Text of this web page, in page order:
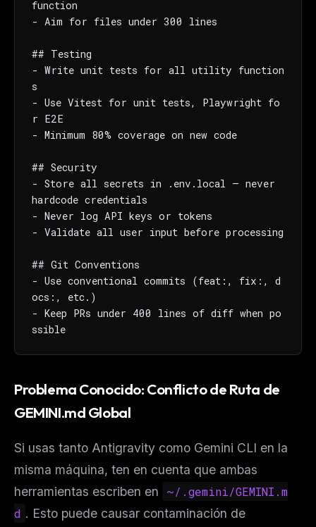
function
- Aim for files under 300 lines
## Testing
- Write unit tests for all utility function
s
- Use Vitest for unit tests, Playwright fo
r E2E
- Minimum 80% coverage on new code
## Security
- Store all secrets in .env.local — never
hardcode credentials
- Never log API keys or tokens
- Validate all user input before processing
## Git Conventions
- Use conventional commits (feat:, fix:, d
ocs:, etc.)
- Keep PRs under 400 lines of diff when po
ssible
Problema Conocido: Conflicto de Ruta de
GEMINI.md Global
Si usas tanto Antigravity como Gemini CLI en la
misma máquina, ten en cuenta que ambas
herramientas escriben en
~/.gemini/GEMINI.m
d . Esto puede causar contaminación de